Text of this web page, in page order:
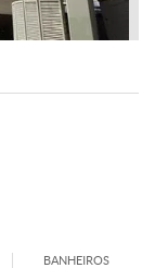
BANHEIROS